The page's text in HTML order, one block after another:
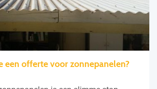
een offerte voor zonnepanelen?